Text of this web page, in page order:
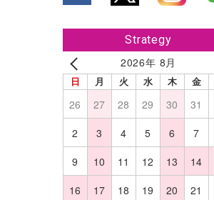
Strategy
2026年 8月
日 月 火 水 木 金
26 27 28 29 30 31
2
3 4 5 6 7
9
10 11 12 13 14
16
17 18 19 20 21